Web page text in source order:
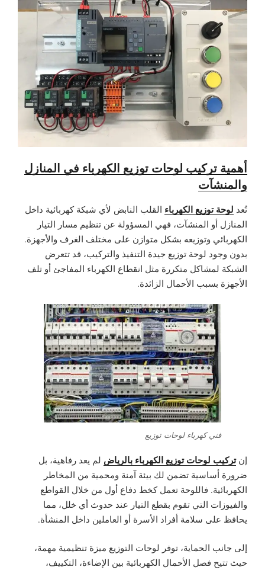
أهمية تركيب لوحات توزيع الكهرباء في المنازل
والمنشآت
تُعد لوحة توزيع الكهرباء القلب النابض لأي شبكة كهربائية داخل
المنازل أو المنشآت، فهي المسؤولة عن تنظيم مسار التيار
الكهربائي وتوزيعه بشكل متوازن على مختلف الغرف والأجهزة.
بدون وجود لوحة توزيع جيدة التنفيذ والتركيب، قد تتعرض
الشبكة لمشاكل متكررة مثل انقطاع الكهرباء المفاجئ أو تلف
الأجهزة بسبب الأحمال الزائدة.
فني كهرباء لوحات توزيع
إنتركيب لوحات توزيع الكهرباء بالرياض لم يعد رفاهية، بل
ضرورة أساسية تضمن لك بيئة آمنة ومحمية من المخاطر
الكهربائية. فاللوحة تعمل كخط دفاع أول من خلال القواطع
والفيوزات التي تقوم بقطع التيار عند حدوث أي خلل، مما
يحافظ على سلامة أفراد الأسرة أو العاملين داخل المنشأة.
إلى جانب الحماية، توفر لوحات التوزيع ميزة تنظيمية مهمة،
حيث تتيح فصل الأحمال الكهربائية بين الإضاءة، التكييف،